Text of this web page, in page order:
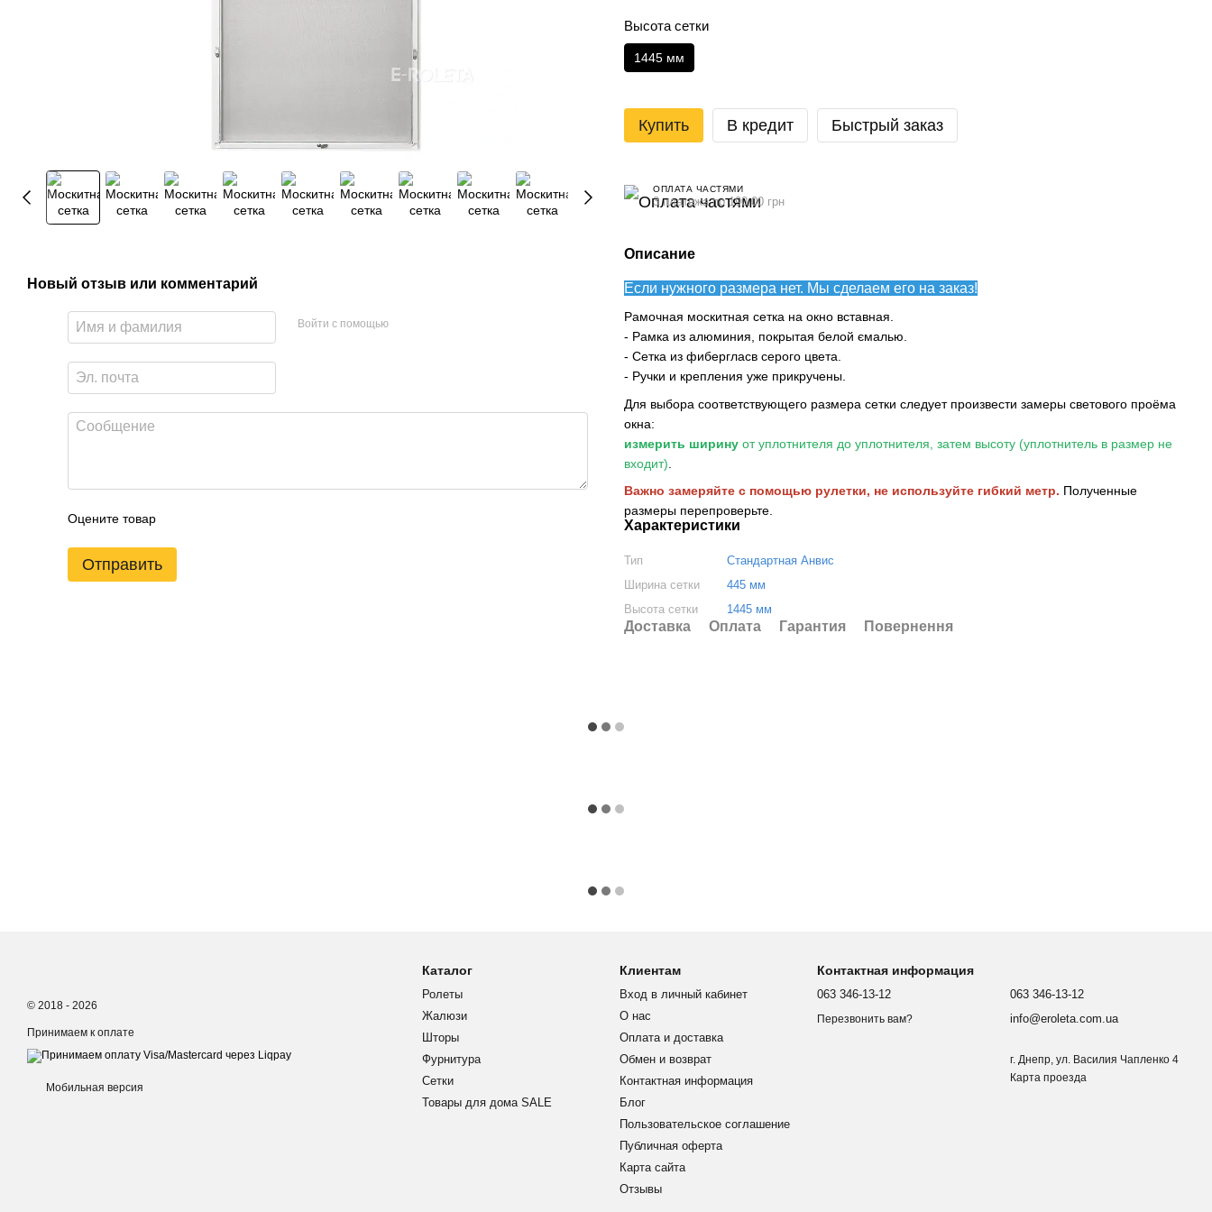
Новый отзыв или комментарий
Войти с помощью
Оцените товар
Отправить
Высота сетки
1445 мм
Купить В кредит Быстрый заказ
ОПЛАТА ЧАСТЯМИ
3 платежа по 190.00 грн
Описание
Если нужного размера нет. Мы сделаем его на заказ!
Рамочная москитная сетка на окно вставная.
- Рамка из алюминия, покрытая белой ємалью.
- Сетка из фибергласв серого цвета.
- Ручки и крепления уже прикручены.
Для выбора соответствующего размера сетки следует произвести замеры светового проёма
окна:
измерить ширину от уплотнителя до уплотнителя, затем высоту (уплотнитель в размер не
входит)
Важно замеряйте с помощью рулетки, не используйте гибкий метр. Полученные
размеры перепроверьте.
Характеристики
Тип
Стандартная Анвис
Ширина сетки
445 мм
Высота сетки
1445 мм
Доставка Оплата Гарантия Повернення
© 2018 - 2026
Принимаем к оплате
Мобильная версия
Каталог
Ролеты
Жалюзи
Шторы
Фурнитура
Сетки
Товары для дома SALE
Клиентам
Вход в личный кабинет
О нас
Оплата и доставка
Обмен и возврат
Контактная информация
Блог
Пользовательское соглашение
Публичная оферта
Карта сайта
Отзывы
Контактная информация
063 346-13-12
Перезвонить вам?
063 346-13-12
info@eroleta.com.ua
г. Днепр, ул. Василия Чапленко 4
Карта проезда